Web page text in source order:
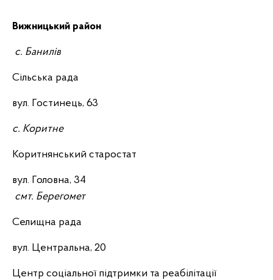
Вижницький район
с. Банилів
Сільська рада
вул. Гостинець, 63
с. Коритне
Коритнянський старостат
вул. Головна, 34
смт. Берегомет
Селищна рада
вул. Центральна, 20
Центр соціальної підтримки та реабілітації